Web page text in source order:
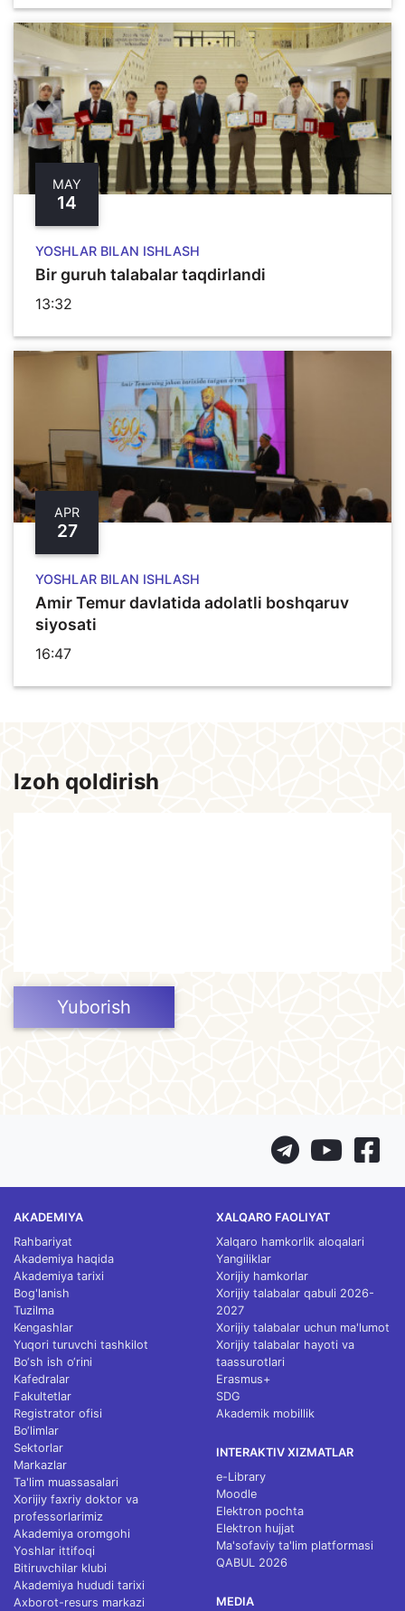
MAY
14
YOSHLAR BILAN ISHLASH
Bir guruh talabalar taqdirlandi
13:32
APR
27
YOSHLAR BILAN ISHLASH
Amir Temur davlatida adolatli boshqaruv
siyosati
16:47
Izoh qoldirish
Yuborish
AKADEMIYA
Rahbariyat
Akademiya haqida
Akademiya tarixi
Bog'lanish
Tuzilma
Kengashlar
Yuqori turuvchi tashkilot
Bo‘sh ish o‘rini
Kafedralar
Fakultetlar
Registrator ofisi
Bo‘limlar
Sektorlar
Markazlar
Ta'lim muassasalari
Xorijiy faxriy doktor va
professorlarimiz
Akademiya oromgohi
Yoshlar ittifoqi
Bitiruvchilar klubi
Akademiya hududi tarixi
Axborot-resurs markazi
XALQARO FAOLIYAT
Xalqaro hamkorlik aloqalari
Yangiliklar
Xorijiy hamkorlar
Xorijiy talabalar qabuli 2026-
2027
Xorijiy talabalar uchun ma'lumot
Xorijiy talabalar hayoti va
taassurotlari
Erasmus+
SDG
Akademik mobillik
INTERAKTIV XIZMATLAR
e-Library
Moodle
Elektron pochta
Elektron hujjat
Ma'sofaviy ta'lim platformasi
QABUL 2026
MEDIA